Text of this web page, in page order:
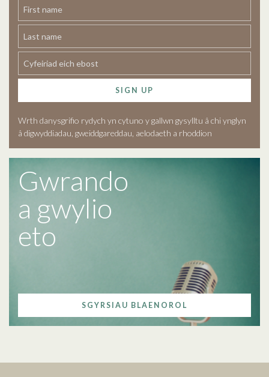
SIGN UP
Wrth danysgrifio rydych yn cytuno y gallwn gysylltu â chi ynglyn
â digwyddiadau, gweiddgareddau, aelodaeth a rhoddion
Gwrando
a gwylio
eto
SGYRSIAU BLAENOROL